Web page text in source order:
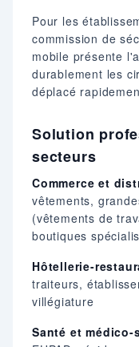
Pour les
commission de
mobile présente
durablement les
déplacé
Solution
secteurs
Commerce et
vêtements,
(vêtements de
boutiques
Hôtellerie-
traiteurs,
villégiature
Santé et médico-